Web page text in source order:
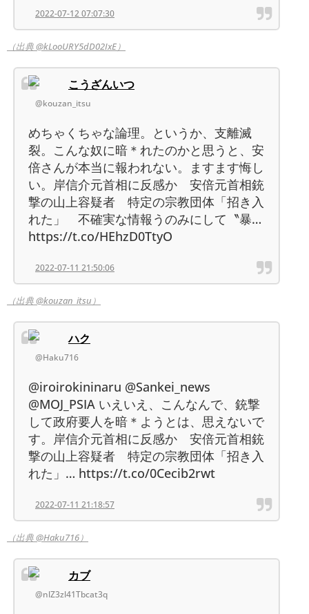
2022-07-12 07:07:30
（出典 @kLooURY5dD02IxE）
こうざんいつ
@kouzan_itsu
めちゃくちゃな論理。というか、支離滅
裂。こんな奴に暗＊れたのかと思うと、安
倍さんが本当に報われない。ますます悔し
い。岸信介元首相に反感か 安倍元首相銃
撃の山上容疑者 特定の宗教団体「招き入
れた」 不確実な情報うのみにして〝暴…
https://t.co/HEhzD0TtyO
2022-07-11 21:50:06
（出典 @kouzan_itsu）
ハク
@Haku716
@iroirokininaru @Sankei_news
@MOJ_PSIA いえいえ、こんなんで、銃撃
して政府要人を暗＊ようとは、思えないで
す。岸信介元首相に反感か 安倍元首相銃
撃の山上容疑者 特定の宗教団体「招き入
れた」… https://t.co/0Cecib2rwt
2022-07-11 21:18:57
（出典 @Haku716）
カブ
@nlZ3zl41Tbcat3q